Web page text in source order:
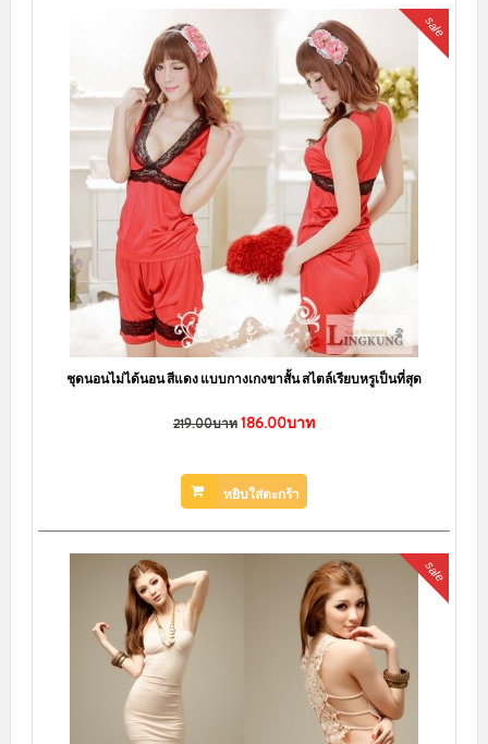
sale
ชุดเซ็กซี่ Sexy สไตล์เดรสตัวยาว ดีไซส์โชว์หลัง เพิ่มเสน่ห์อย่างลงตัว
219.00บาท 160.00บาท
หยิบใส่ตะกร้า
sale